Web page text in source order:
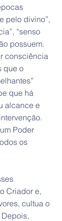
pelo divino”,
“senso
possuem.
consciência
que o
que há
alcance e
Poder
os
Criador e,
cultua o
Depois,